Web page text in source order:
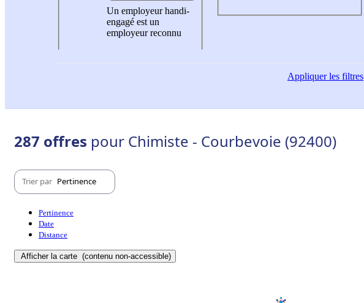
Un employeur handi-
engagé est un
employeur reconnu
Appliquerles filtres
287 offres pour Chimiste - Courbevoie (92400)
Trier par Pertinence
Pertinence
Date
Distance
Afficher la carte (contenu non-accessible)